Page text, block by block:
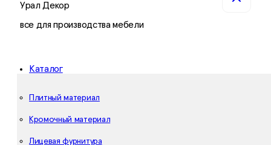
Урал Декор
все для производства мебели
Каталог
Плитный материал
Кромочный материал
Лицевая фурнитура